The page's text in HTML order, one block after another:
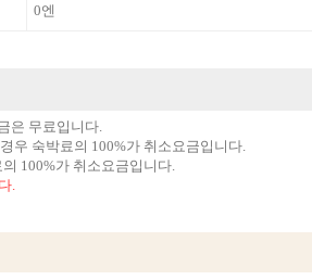
0엔
은 무료입니다.
숙박료의 100%가 취소요금입니다.
100%가 취소요금입니다.
.